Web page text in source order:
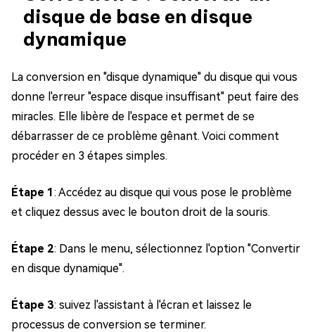
disque de base en disque
dynamique
La conversion en "disque dynamique" du disque qui vous
donne l'erreur "espace disque insuffisant" peut faire des
miracles. Elle libère de l'espace et permet de se
débarrasser de ce problème gênant. Voici comment
procéder en 3 étapes simples.
Étape 1: Accédez au disque qui vous pose le problème
et cliquez dessus avec le bouton droit de la souris.
Étape 2: Dans le menu, sélectionnez l'option "Convertir
en disque dynamique".
Étape 3: suivez l'assistant à l'écran et laissez le
processus de conversion se terminer.